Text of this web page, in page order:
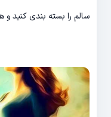
سالم را بسته بندی کنید و